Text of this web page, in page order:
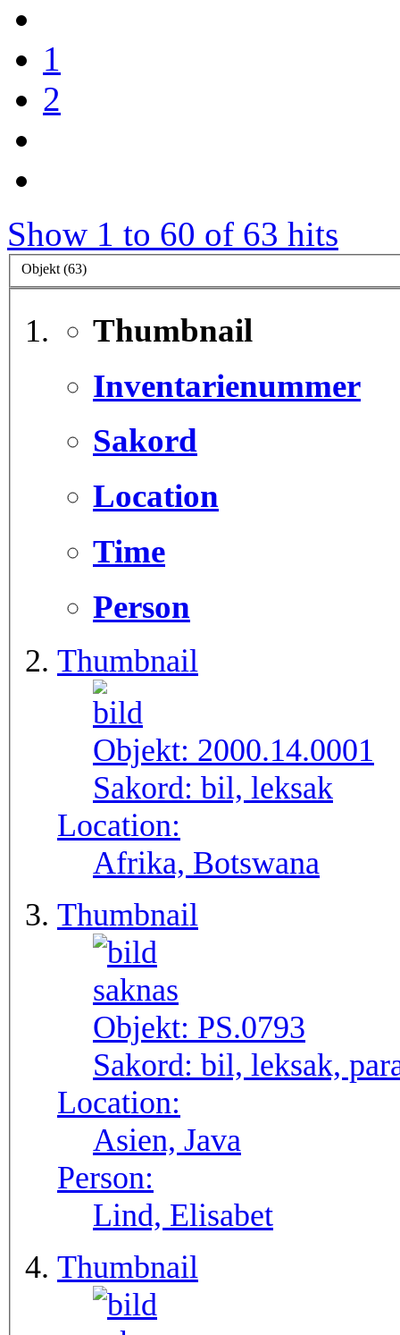
1
2
Show 1 to 60 of 63 hits
Objekt (63)
Thumbnail
Inventarienummer
Sakord
Location
Time
Person
Thumbnail
Objekt: 2000.14.0001
Sakord: bil, leksak
Location:
Afrika, Botswana
Thumbnail
Objekt: PS.0793
Sakord: bil, leksak,
Location:
Asien, Java
Person:
Lind, Elisabet
Thumbnail